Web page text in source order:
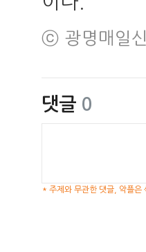
ⓒ 광명매일
댓글 0
* 주제와 무관한 댓글, 악플은